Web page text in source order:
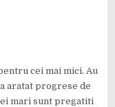
cei mai mici. Au
aratat progrese de
mari sunt pregatiti